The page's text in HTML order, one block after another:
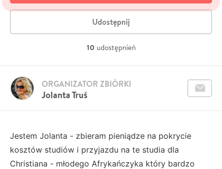
Udostępnij
10 udostępnień
Jolanta Truś
ORGANIZATOR ZBIÓRKI
Jestem Jolanta - zbieram pieniądze na pokrycie
kosztów studiów i przyjazdu na te studia dla
Christiana - młodego Afrykańczyka który bardzo